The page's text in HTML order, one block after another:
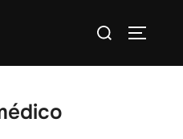
Pesquisar